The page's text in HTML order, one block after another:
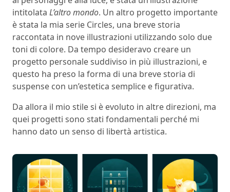
intitolata L’altro mondo. Un altro progetto importante
è stata la mia serie Circles, una breve storia
raccontata in nove illustrazioni utilizzando solo due
toni di colore. Da tempo desideravo creare un
progetto personale suddiviso in più illustrazioni, e
questo ha preso la forma di una breve storia di
suspense con un’estetica semplice e figurativa.
Da allora il mio stile si è evoluto in altre direzioni, ma
quei progetti sono stati fondamentali perché mi
hanno dato un senso di libertà artistica.